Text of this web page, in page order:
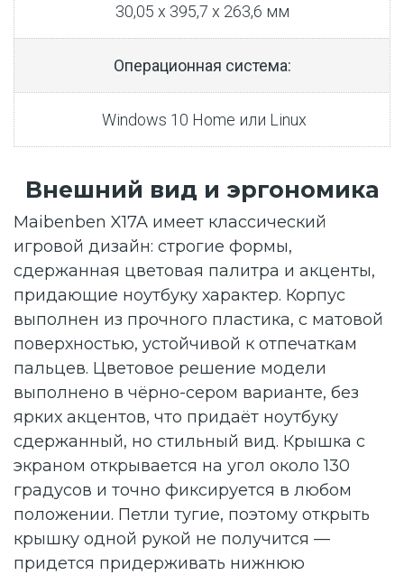
30,05 x 395,7 x 263,6 мм
Операционная система:
Windows 10 Home или Linux
Внешний вид и эргономика
Maibenben X17A имеет классический
игровой дизайн: строгие формы,
сдержанная цветовая палитра и акценты,
придающие ноутбуку характер. Корпус
выполнен из прочного пластика, с матовой
поверхностью, устойчивой к отпечаткам
пальцев. Цветовое решение модели
выполнено в чёрно-сером варианте, без
ярких акцентов, что придаёт ноутбуку
сдержанный, но стильный вид. Крышка с
экраном открывается на угол около 130
градусов и точно фиксируется в любом
положении. Петли тугие, поэтому открыть
крышку одной рукой не получится —
придется придерживать нижнюю